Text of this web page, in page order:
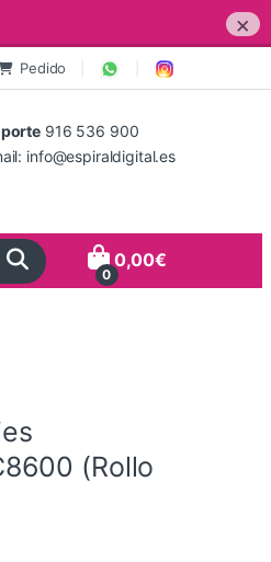
×
Pedido
916 536 900
info@espiraldigital.es
0
0,00€
(Rollo